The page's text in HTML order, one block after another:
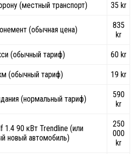
(местный транспорт) 35 kr
(обычная цена)
835
kr
(обычный тариф) 60 kr
(обычный тариф) 19 kr
(нормальный тариф)
590
kr
1.4 90 кВт Trendline (или
новый автомобиль)
250
000
kr